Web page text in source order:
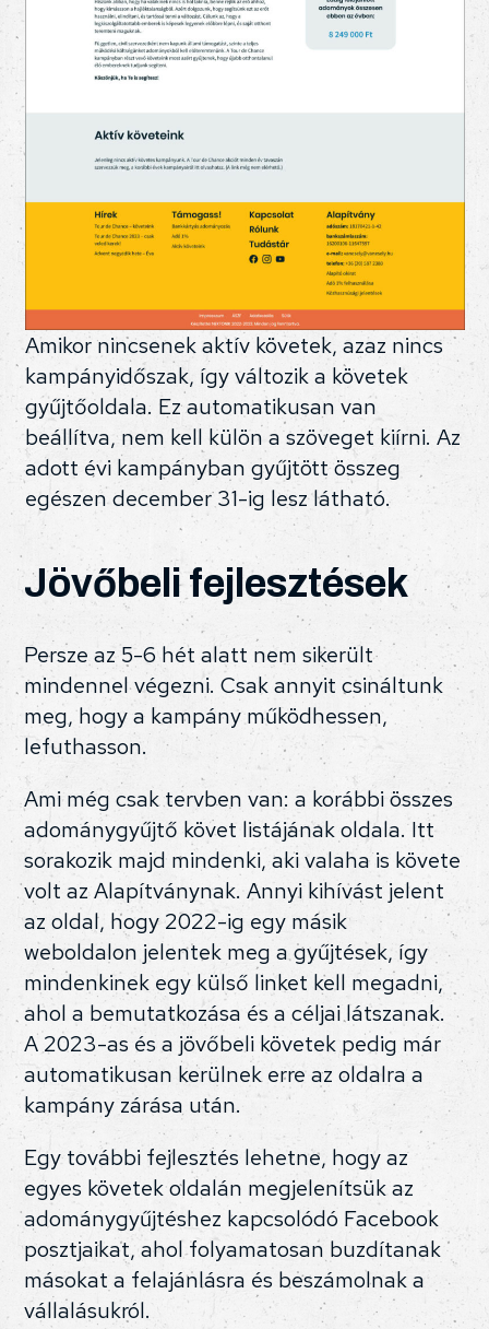
Amikor nincsenek aktív követek, azaz nincs
kampányidőszak, így változik a követek
gyűjtőoldala. Ez automatikusan van
beállítva, nem kell külön a szöveget kiírni. Az
adott évi kampányban gyűjtött összeg
egészen december 31-ig lesz látható.
Jövőbeli fejlesztések
Persze az 5-6 hét alatt nem sikerült
mindennel végezni. Csak annyit csináltunk
meg, hogy a kampány működhessen,
lefuthasson.
Ami még csak tervben van: a korábbi összes
adománygyűjtő követ listájának oldala. Itt
sorakozik majd mindenki, aki valaha is követe
volt az Alapítványnak. Annyi kihívást jelent
az oldal, hogy 2022-ig egy másik
weboldalon jelentek meg a gyűjtések, így
mindenkinek egy külső linket kell megadni,
ahol a bemutatkozása és a céljai látszanak.
A 2023-as és a jövőbeli követek pedig már
automatikusan kerülnek erre az oldalra a
kampány zárása után.
Egy további fejlesztés lehetne, hogy az
egyes követek oldalán megjelenítsük az
adománygyűjtéshez kapcsolódó Facebook
posztjaikat, ahol folyamatosan buzdítanak
másokat a felajánlásra és beszámolnak a
vállalásukról.